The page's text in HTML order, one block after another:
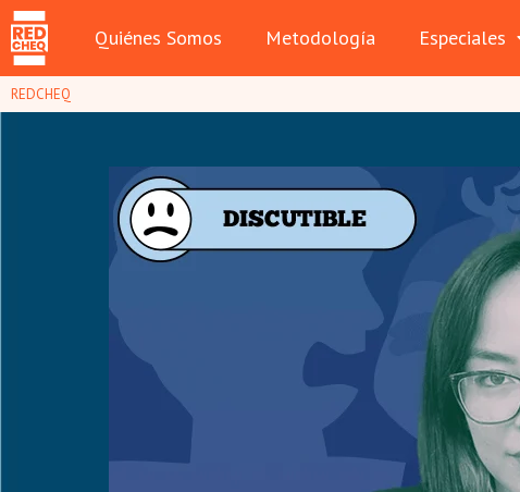
Quiénes Somos Metodología Especiales
REDCHEQ